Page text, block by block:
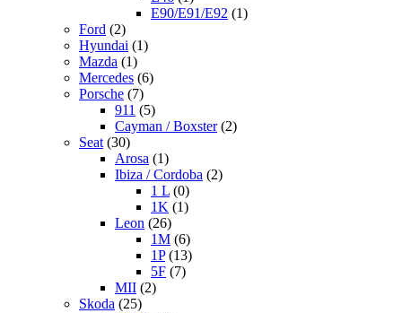
E90/E91/E92 (1)
Ford (2)
Hyundai (1)
Mazda (1)
Mercedes (6)
Porsche (7)
911 (5)
Cayman / Boxster (2)
Seat (30)
Arosa (1)
Ibiza / Cordoba (2)
1 L (0)
1K (1)
Leon (26)
1M (6)
1P (13)
5F (7)
MII (2)
Skoda (25)